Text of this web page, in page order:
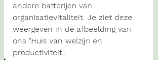
andere batterijen van
organisatievitaliteit. Je ziet deze
weergeven in de afbeelding van
ons "Huis van welzijn en
productiviteit".